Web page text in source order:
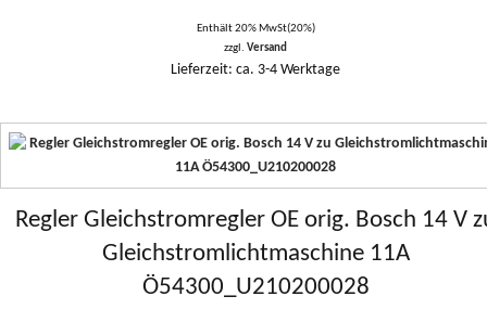
Enthält 20% MwSt(20%)
zzgl.Versand
Lieferzeit: ca. 3-4 Werktage
Regler Gleichstromregler OE orig. Bosch 14 V
Gleichstromlichtmaschine 11A
Ö54300_U210200028